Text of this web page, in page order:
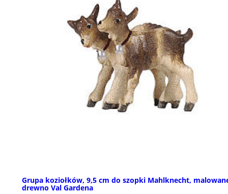
Grupa koziołków, 9,5 cm do szopki Mahlknecht,
drewno Val Gardena